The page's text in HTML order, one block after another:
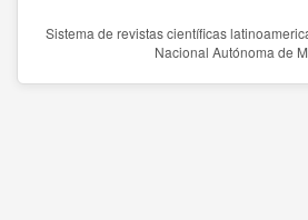
Sistema de revistas científicas
Nacional Autónoma de